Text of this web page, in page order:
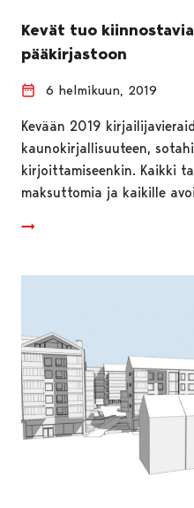
Kevät tuo
pääkirjastoon
6 helmikuun, 2019
Kevään 2019
kaunokirjallisuuteen,
kirjoittamiseenkin. Kaikki
maksuttomia ja kaikille